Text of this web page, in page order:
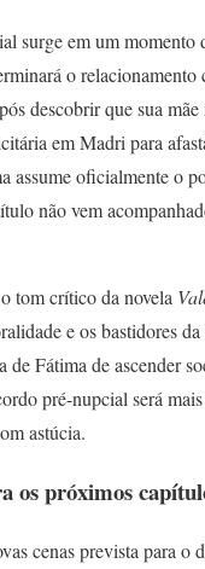
surge em um momento
o relacionamento
descobrir que sua
em Madri para
assume oficialmente o
não vem
tom crítico da novela
e os bastidores
Fátima de ascender
pré-nupcial será
astúcia.
os próximos
cenas prevista para o